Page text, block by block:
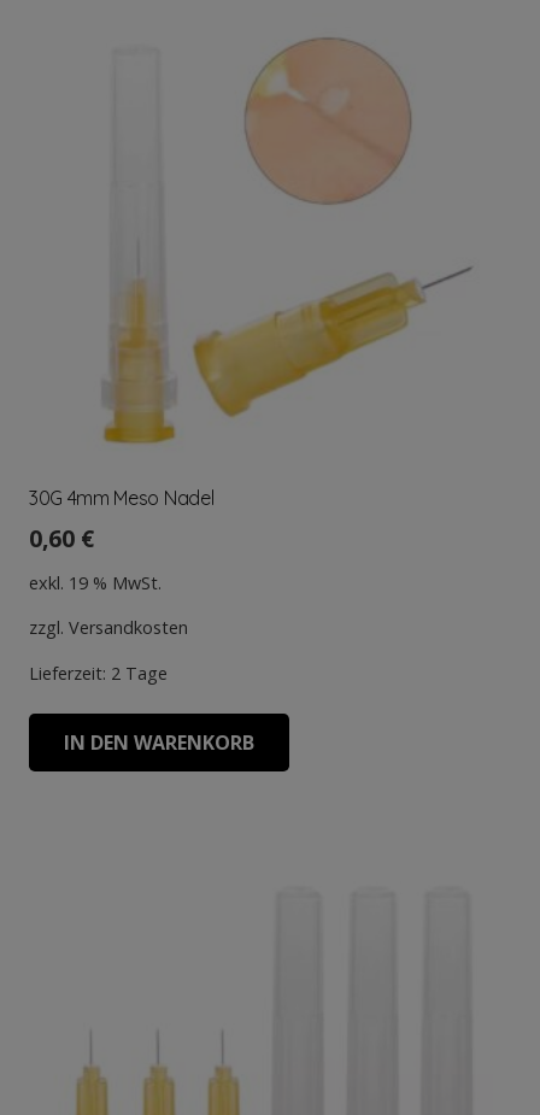
30G 4mm Meso Nadel
0,60 €
exkl. 19 % MwSt.
zzgl. Versandkosten
Lieferzeit: 2 Tage
IN DEN WARENKORB